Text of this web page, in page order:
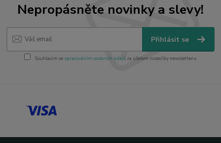
Nepropásněte novinky a slevy!
Přihlásit se
Souhlasím se zpracováním osobních údajůza účelem rozesílky newsletteru.